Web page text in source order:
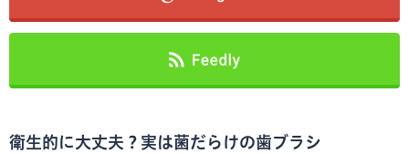
衛生的に大丈夫？実は菌だらけの歯ブラシ